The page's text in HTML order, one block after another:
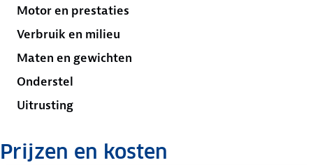
Motor en prestaties
Verbruik en milieu
Maten en gewichten
Onderstel
Uitrusting
Prijzen en kosten